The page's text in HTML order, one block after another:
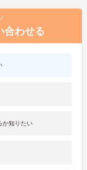
合わせる
か知りたい